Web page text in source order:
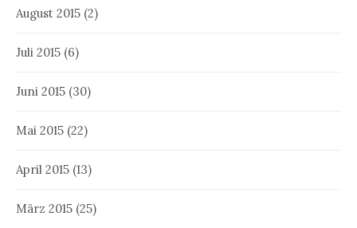
August 2015 (2)
Juli 2015 (6)
Juni 2015 (30)
Mai 2015 (22)
April 2015 (13)
März 2015 (25)